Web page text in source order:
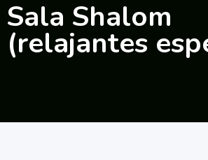
Sala Shalom
(relajantes